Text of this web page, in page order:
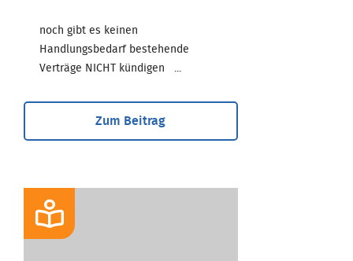
noch gibt es keinen
Handlungsbedarf bestehende
Verträge NICHT kündigen ...
Zum Beitrag